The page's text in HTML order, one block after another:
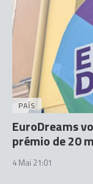
PAÍS
EuroDreams
prémio de 20
4 Mai 21:01